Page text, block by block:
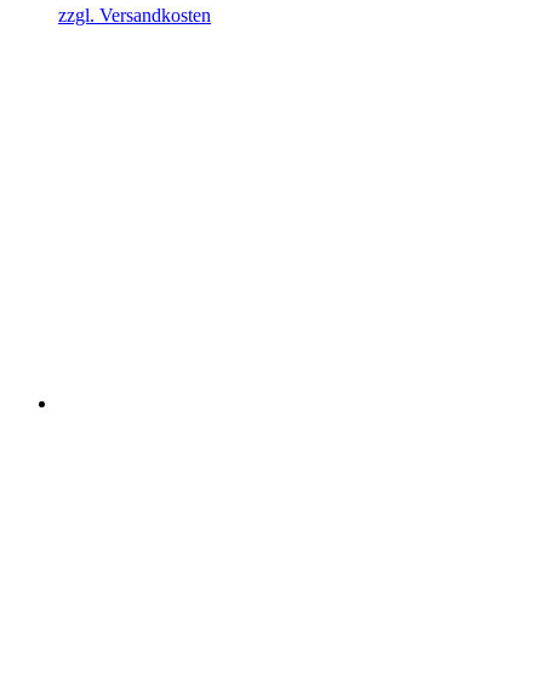
zzgl. Versandkosten